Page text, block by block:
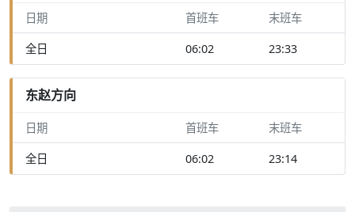
日期 首班车 末班车
全日 06:02 23:33
东赵方向
日期 首班车 末班车
全日 06:02 23:14